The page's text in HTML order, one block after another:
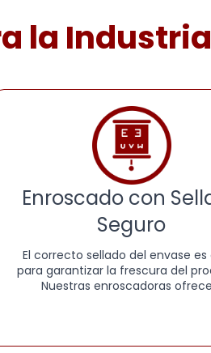
la
Enroscado con
Seguro
El correcto sellado del envase es
para garantizar la frescura del
Nuestras enroscadoras